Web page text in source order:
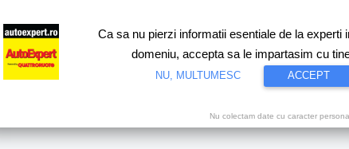
Test drive Motorsport Proiecte speciale Video
Ca sa nu pierzi informatii esentiale de la experti
domeniu, accepta sa le impartasim cu
NU, MULTUMESC ACCEPT
Nu colectam date cu caracter